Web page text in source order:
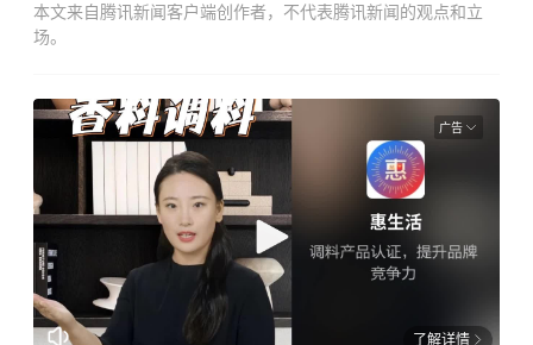
本文来自腾讯新闻客户端创作者，不代表腾讯新闻的观点和立
场。
广告
了解详情